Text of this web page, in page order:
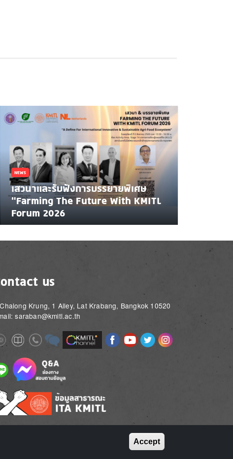
NEWS
เสวนาและรับฟังการบรรยายพิเศษ
"Farming The Future With KMITL
Forum 2026
us
Krung, 1 Alley, Lat Krabang, Bangkok 10520
saraban@kmitl.ac.th
ImageImageImage Image ImageImageImageImage
Image
Accept